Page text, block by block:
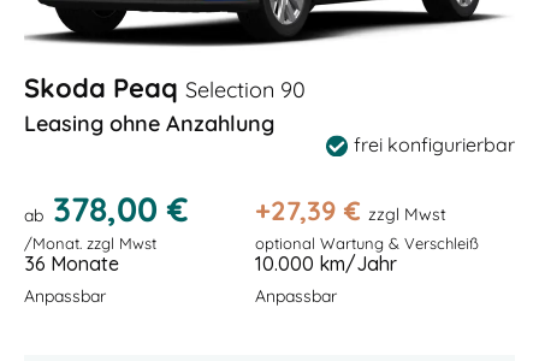
Skoda Peaq Selection 90
Leasing ohne Anzahlung
frei konfigurierbar
ab 378,00 €
/Monat. zzgl Mwst
+27,39 € zzgl Mwst
optional Wartung & Verschleiß
36 Monate
Anpassbar
10.000 km/Jahr
Anpassbar